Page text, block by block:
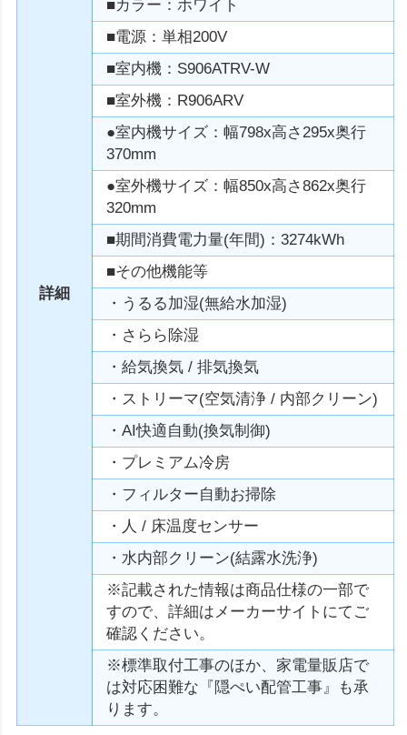
詳細
■カラー：ホワイト
■電源：単相200V
■室内機：S906ATRV-W
■室外機：R906ARV
●室内機サイズ：幅798x高さ295x奥行
370mm
●室外機サイズ：幅850x高さ862x奥行
320mm
■期間消費電力量(年間)：3274kWh
■その他機能等
・うるる加湿(無給水加湿)
・さらら除湿
・給気換気 / 排気換気
・ストリーマ(空気清浄 / 内部クリーン)
・AI快適自動(換気制御)
・プレミアム冷房
・フィルター自動お掃除
・人 / 床温度センサー
・水内部クリーン(結露水洗浄)
※記載された情報は商品仕様の一部で
すので、詳細はメーカーサイトにてご
確認ください。
※標準取付工事のほか、家電量販店で
は対応困難な『隠ぺい配管工事』も承
ります。